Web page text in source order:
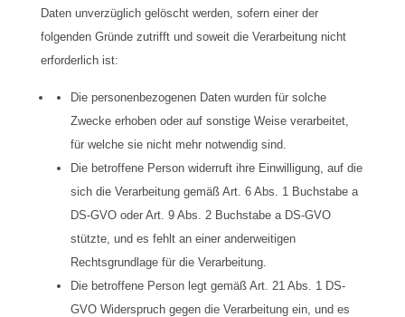
Daten unverzüglich gelöscht werden, sofern einer der
folgenden Gründe zutrifft und soweit die Verarbeitung nicht
erforderlich ist:
Die personenbezogenen Daten wurden für solche
Zwecke erhoben oder auf sonstige Weise verarbeitet,
für welche sie nicht mehr notwendig sind.
Die betroffene Person widerruft ihre Einwilligung, auf die
sich die Verarbeitung gemäß Art. 6 Abs. 1 Buchstabe a
DS-GVO oder Art. 9 Abs. 2 Buchstabe a DS-GVO
stützte, und es fehlt an einer anderweitigen
Rechtsgrundlage für die Verarbeitung.
Die betroffene Person legt gemäß Art. 21 Abs. 1 DS-
GVO Widerspruch gegen die Verarbeitung ein, und es